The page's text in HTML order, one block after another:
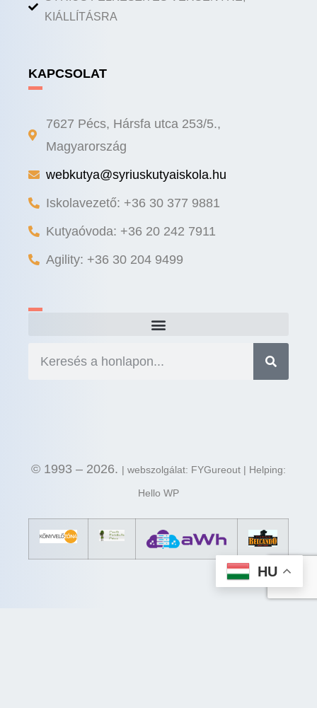
KIÁLLÍTÁSRA
KAPCSOLAT
7627 Pécs, Hársfa utca 253/5.,
Magyarország
webkutya@syriuskutyaiskola.hu
Iskolavezető: +36 30 377 9881
Kutyaóvoda: +36 20 242 7911
Agility: +36 30 204 9499
© 1993 – 2026. | webszolgálat: FYGureout | Helping:
Hello WP
HU